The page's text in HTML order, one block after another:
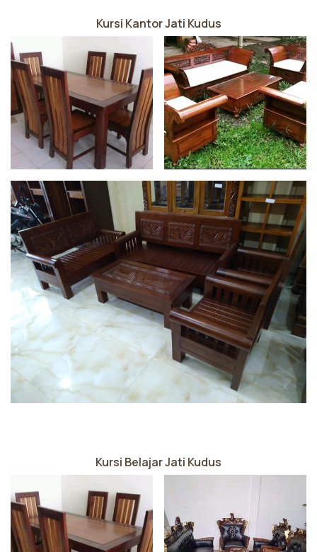
Kursi Kantor Jati Kudus
Kursi Belajar Jati Kudus